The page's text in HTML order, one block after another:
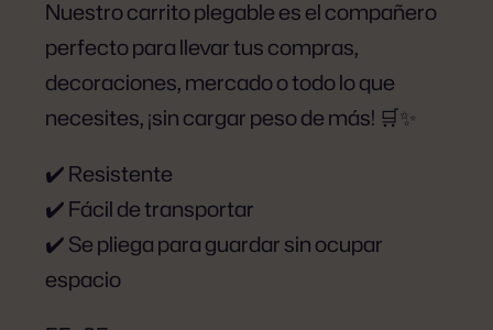
Nuestro carrito plegable es el compañero
perfecto para llevar tus compras,
decoraciones, mercado o todo lo que
necesites, ¡sin cargar peso de más! 🛒✨
✔️ Resistente
✔️ Fácil de transportar
✔️ Se pliega para guardar sin ocupar
espacio